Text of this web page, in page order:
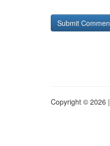
Copyright © 2026 |